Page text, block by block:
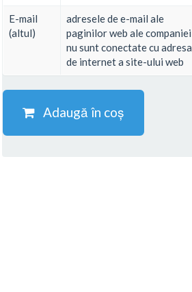
E-mail
(altul)
adresele de e-mail ale
paginilor web ale companiei
nu sunt conectate cu adresa
de internet a site-ului web
Adaugă în coș